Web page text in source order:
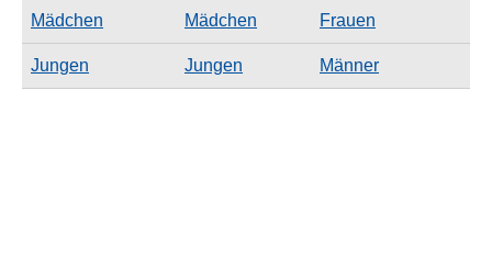
Mädchen Mädchen Frauen
Jungen Jungen Männer